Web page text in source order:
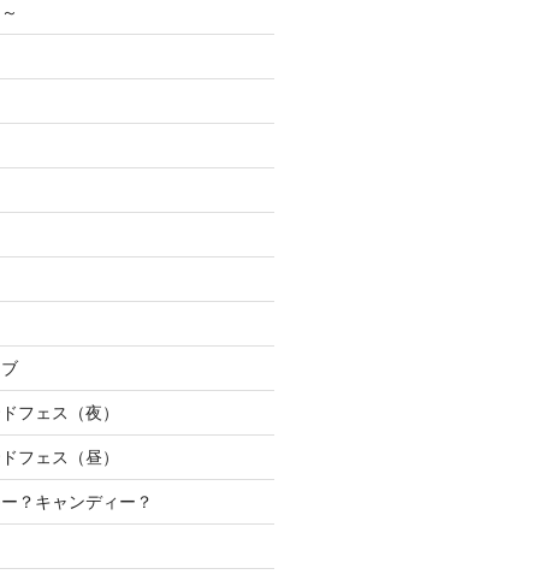
フェス（夜）
フェス（昼）
？キャンディー？